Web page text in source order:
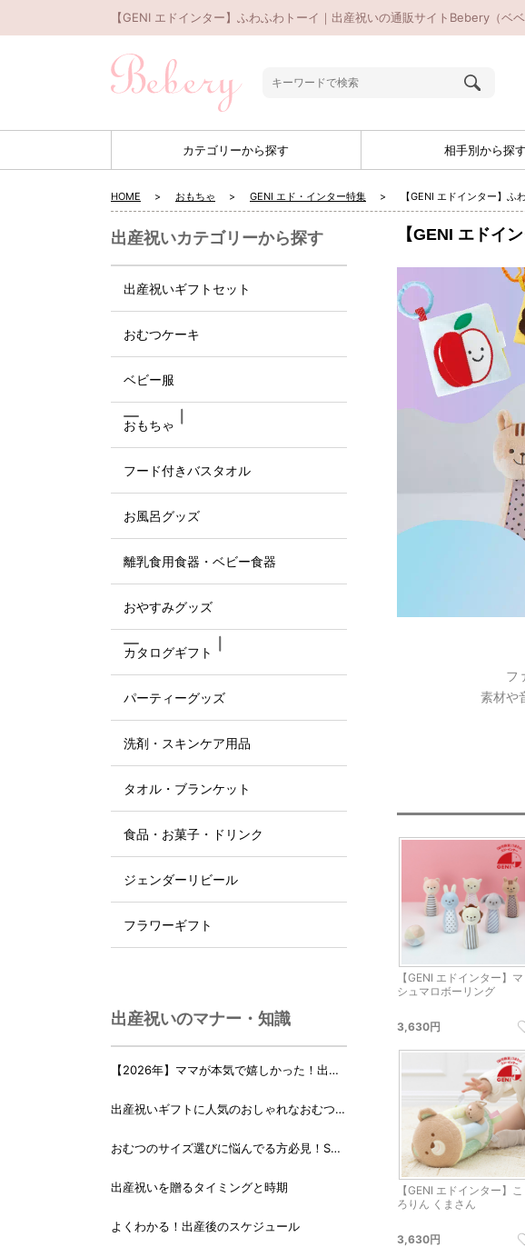
【GENI エドインター】ふわふわトーイ｜出産祝いの通販サイトBebery（ベベ
カテゴリーから探す 相手別から探す
HOME おもちゃ GENI エド・インター特集 【GENI エドインター】ふ
【GENI エドイ
フ
素材や
【GENI エドインター】マ
シュマロボーリング
3,630円
【GENI エドインター】こ
ろりん くまさん
3,630円
出産祝いカテゴリーから探す
出産祝いギフトセット
おむつケーキ
ベビー服
おもちゃ
フード付きバスタオル
お風呂グッズ
離乳食用食器・ベビー食器
おやすみグッズ
カタログギフト
パーティーグッズ
洗剤・スキンケア用品
タオル・ブランケット
食品・お菓子・ドリンク
ジェンダーリビール
フラワーギフト
出産祝いのマナー・知識
【2026年】ママが本気で嬉しかった！出産
出産祝いギフトに人気のおしゃれなおむつケ
おむつのサイズ選びに悩んでる方必見！Sサ
出産祝いを贈るタイミングと時期
よくわかる！出産後のスケジュール